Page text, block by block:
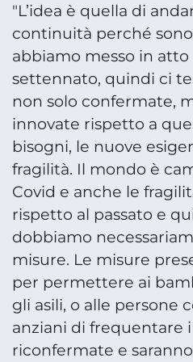
"L’idea è quella di
continuità perché
abbiamo messo in
settennato, quindi ci
non solo confermate,
innovate rispetto a
bisogni, le nuove
fragilità. Il mondo è
Covid e anche le
rispetto al passato e
dobbiamo
misure. Le misure
per permettere ai
gli asili, o alle persone
anziani di frequentare
riconfermate e